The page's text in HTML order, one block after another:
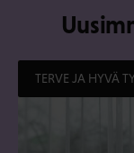
TERVE JA HYVÄ